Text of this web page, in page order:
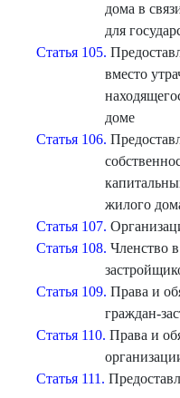
дома в
для
Статья 105.
вместо
доме
Статья 106.
жилого
Статья 107.
Статья 108. Членство
Статья 109. Права и
граждан-
Статья 110. Права и
Статья 111.